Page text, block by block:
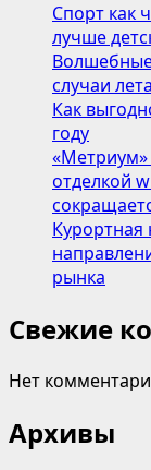
Спорт как
лучше
случаи лета
Как
году
«Метриум»
отделкой
рынка
Свежие
Нет
Архивы